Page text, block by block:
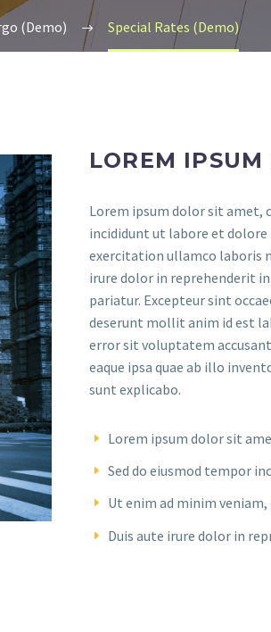
(Demo)
Special Rates (Demo)
LOREM
Lorem ipsum dolor sit amet,
incididunt ut labore et dolore
exercitation ullamco laboris
irure dolor in reprehenderit
pariatur. Excepteur sint
deserunt mollit anim id est
error sit voluptatem
eaque ipsa quae ab illo
sunt explicabo.
Lorem ipsum dolor sit
Sed do eiusmod tempor
Ut enim ad minim
Duis aute irure dolor in